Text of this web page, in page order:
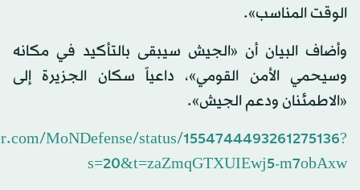
الوقت المناسب».
وأضاف البيان أن «الجيش سيبقى بالتأكيد في مكانه
وسيحمي الأمن القومي»، داعياً سكان الجزيرة إلى
«الاطمئنان ودعم الجيش».
MoNDefense/status/1554744493261275136?
s=20&t=zaZmqGTXUIEwj5-m7obAxw